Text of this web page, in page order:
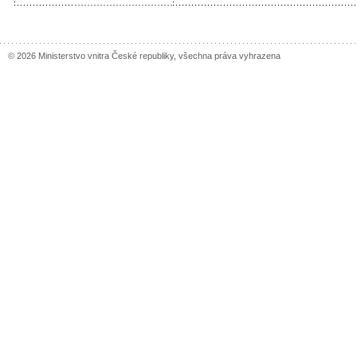
© 2026 Ministerstvo vnitra České republiky, všechna práva vyhrazena